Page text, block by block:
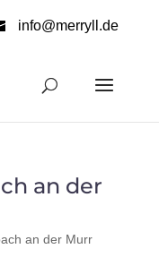
info@merryll.de
an der
an der Murr